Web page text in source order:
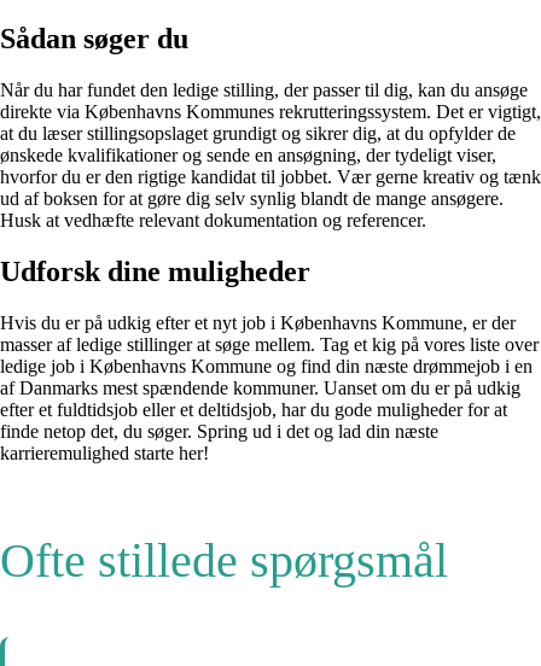
Sådan søger du
Når du har fundet den ledige stilling, der passer til dig, kan du ansøge
direkte via Københavns Kommunes rekrutteringssystem. Det er vigtigt,
at du læser stillingsopslaget grundigt og sikrer dig, at du opfylder de
ønskede kvalifikationer og sende en ansøgning, der tydeligt viser,
hvorfor du er den rigtige kandidat til jobbet. Vær gerne kreativ og tænk
ud af boksen for at gøre dig selv synlig blandt de mange ansøgere.
Husk at vedhæfte relevant dokumentation og referencer.
Udforsk dine muligheder
Hvis du er på udkig efter et nyt job i Københavns Kommune, er der
masser af ledige stillinger at søge mellem. Tag et kig på vores liste over
ledige job i Københavns Kommune og find din næste drømmejob i en
af Danmarks mest spændende kommuner. Uanset om du er på udkig
efter et fuldtidsjob eller et deltidsjob, har du gode muligheder for at
finde netop det, du søger. Spring ud i det og lad din næste
karrieremulighed starte her!
Ofte stillede spørgsmål